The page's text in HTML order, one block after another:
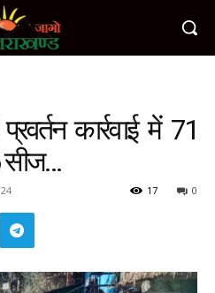
कार्रवाई में 71
सीज…
0
17